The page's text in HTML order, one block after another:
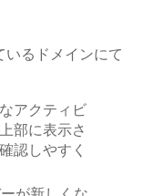
るドメインにて
アクティビ
部に表示さ
認しやすく